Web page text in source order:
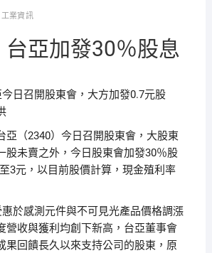
工業資訊
台亞加發30％股息
今日召開股東會，大方加發0.7元股
亞（2340）今日召開股東會，大股東
股未賣之外，今日股東會加發30％股
3元，以目前股價計算，現金殖利率
於感測元件與不可見光產品價格調漲
營收與獲利均創下新高，台亞董事會
果回饋長久以來支持公司的股東，原